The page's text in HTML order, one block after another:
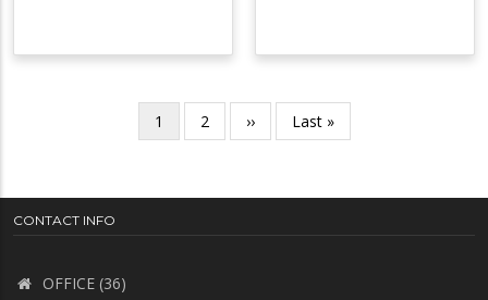
လက်ရှိ
စာမျက်နှာ
1 စာမျက်နှာ
2
Next
page
››
Last
page
Last »
CONTACT INFO
OFFICE (36)